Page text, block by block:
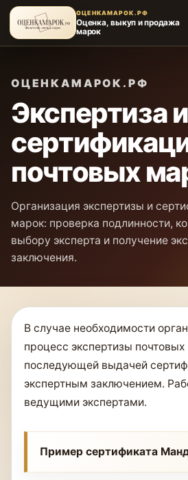
ОЦЕНКАМАРОК.РФ
Оценка, выкуп и продажа
марок
ОЦЕНКАМАРОК.РФ
Экспертиза и
почтовых
Организация экспертизы и
марок: проверка подлинности,
выбору эксперта и получение
заключения.
В случае необходимости
процесс экспертизы
последующей выдачей
экспертным заключением.
ведущими экспертами.
Пример сертификата